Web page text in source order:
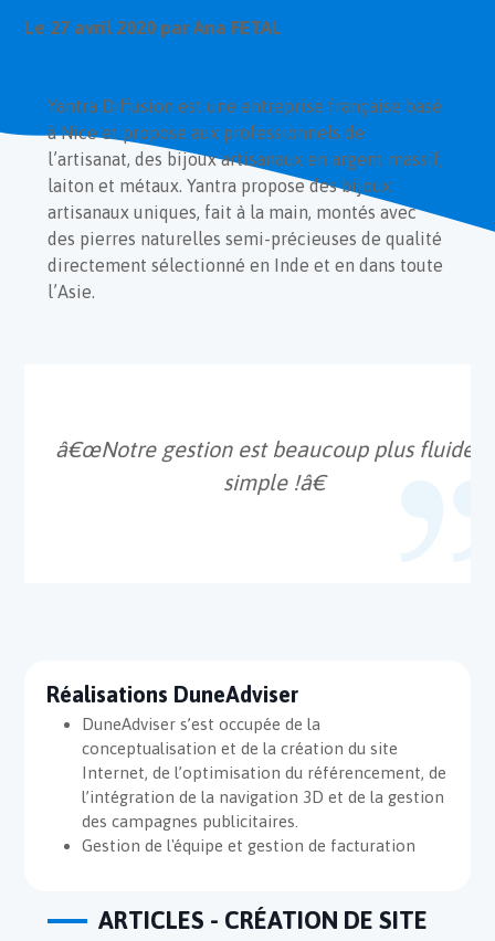
Actualités
Réalisations
Contact
Le 27 avril 2020 par Ana FETAL
Yantra Diffusion est une entreprise française basé
à Nice et propose aux professionnels de
l’artisanat, des bijoux artisanaux en argent massif,
laiton et métaux. Yantra propose des bijoux
artisanaux uniques, fait à la main, montés avec
des pierres naturelles semi-précieuses de qualité
directement sélectionné en Inde et en dans toute
l’Asie.
â€œNotre gestion est beaucoup plus fluide
simple !â€
Réalisations DuneAdviser
DuneAdviser s’est occupée de la
conceptualisation et de la création du site
Internet, de l’optimisation du référencement, de
l’intégration de la navigation 3D et de la gestion
des campagnes publicitaires.
Gestion de l'équipe et gestion de facturation
ARTICLES - CRÉATION DE SITE